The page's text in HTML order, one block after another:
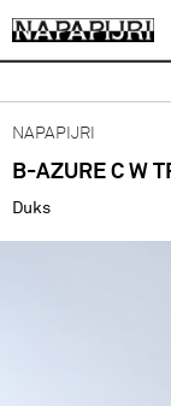
NAPAPIJRI
B-AZURE C W
Duks